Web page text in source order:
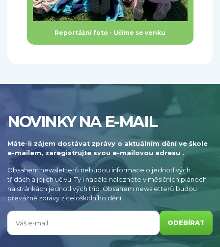
Reportážní foto - Učíme se venku
NOVINKY NA E-MAIL
Máte-li zájem dostávat zprávy o aktuálním dění ve škole
e-mailem, zaregistrujte svou e-mailovou adresu .
Obsahem newsletterů nebudou informace o jednotlivých
třídách a jejich učivu. Ty i nadále naleznete v měsíčních plánech
na stránkách jednotlivých tříd. Obsahem newsletterů budou
převážně zprávy z celoškolního dění.
ODEBÍRAT